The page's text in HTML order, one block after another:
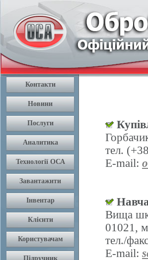
тел.
E-mail:
Вища
01021,
тел./
E-mail: